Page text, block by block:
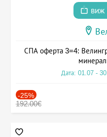
виж
СПА оферта 3=4:
Дата: 01.07 -
-25%
192.00€